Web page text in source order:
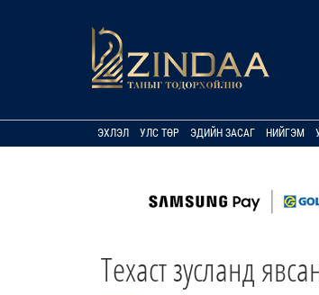
ЭХЛЭЛ УЛС ТӨР ЭДИЙН ЗАСАГ НИЙГЭМ
Техаст зусланд